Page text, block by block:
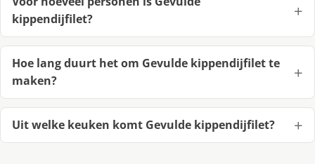
kippendijfilet?
Hoe lang duurt het om Gevulde kippendijfilet te
maken?
Uit welke keuken komt Gevulde kippendijfilet?